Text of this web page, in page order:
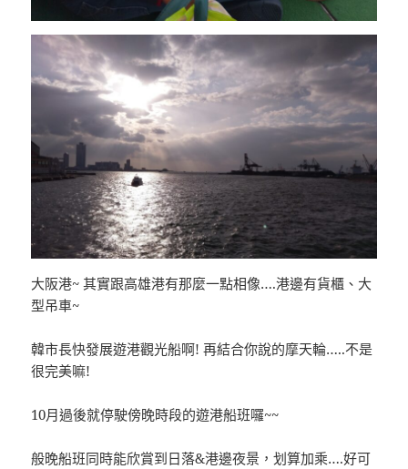
大阪港~ 其實跟高雄港有那麼一點相像….港邊有貨櫃、大
型吊車~
韓市長快發展遊港觀光船啊! 再結合你說的摩天輪…..不是
很完美嘛!
10月過後就停駛傍晚時段的遊港船班囉~~
般晚船班同時能欣賞到日落&港邊夜景，划算加乘….好可